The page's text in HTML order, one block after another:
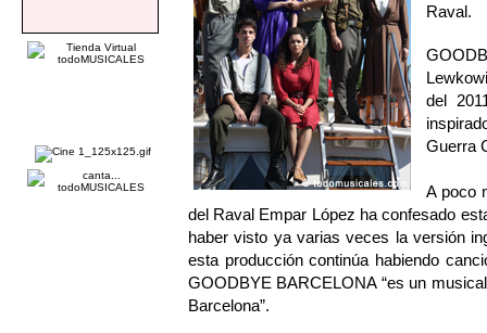
Raval.
del
Guerra
A poco
del Raval Empar López ha confesado
haber visto ya varias veces la versión
esta producción continúa habiendo
GOODBYE BARCELONA “es un
Barcelona”.